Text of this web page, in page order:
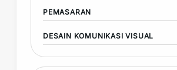
PEMASARAN
DESAIN KOMUNIKASI VISUAL